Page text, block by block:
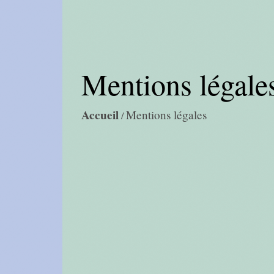
Mentions
Accueil/Mentions légales